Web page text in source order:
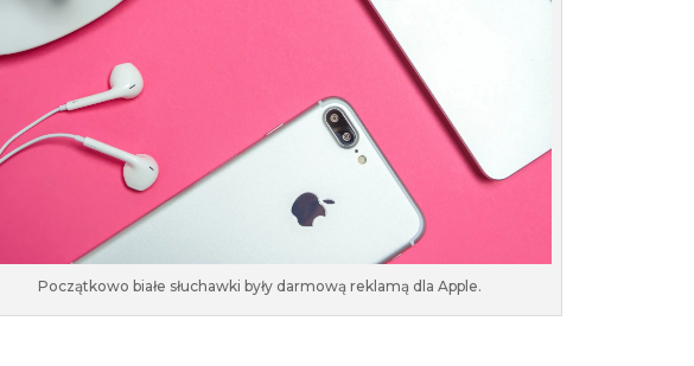
Początkowo białe słuchawki były darmową reklamą dla Apple.